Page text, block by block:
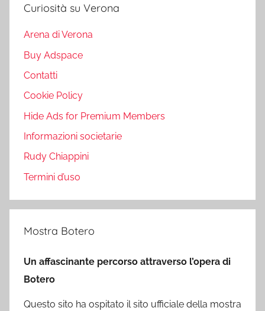
Curiosità su Verona
Arena di Verona
Buy Adspace
Contatti
Cookie Policy
Hide Ads for Premium Members
Informazioni societarie
Rudy Chiappini
Termini d’uso
Mostra Botero
Un affascinante percorso attraverso l’opera di
Botero
Questo sito ha ospitato il sito ufficiale della mostra